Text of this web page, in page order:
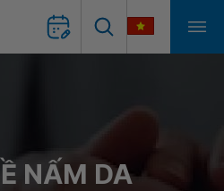
NẤM DA